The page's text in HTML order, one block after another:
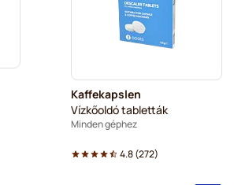
Kaffekapslen
Vízkőoldó tabletták
Minden géphez
4.8(272)